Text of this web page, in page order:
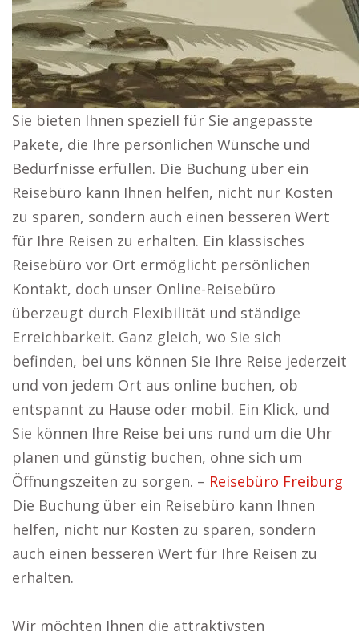
Sie bieten Ihnen speziell für Sie angepasste
Pakete, die Ihre persönlichen Wünsche und
Bedürfnisse erfüllen. Die Buchung über ein
Reisebüro kann Ihnen helfen, nicht nur Kosten
zu sparen, sondern auch einen besseren Wert
für Ihre Reisen zu erhalten. Ein klassisches
Reisebüro vor Ort ermöglicht persönlichen
Kontakt, doch unser Online-Reisebüro
überzeugt durch Flexibilität und ständige
Erreichbarkeit. Ganz gleich, wo Sie sich
befinden, bei uns können Sie Ihre Reise jederzeit
und von jedem Ort aus online buchen, ob
entspannt zu Hause oder mobil. Ein Klick, und
Sie können Ihre Reise bei uns rund um die Uhr
planen und günstig buchen, ohne sich um
Öffnungszeiten zu sorgen. – Reisebüro Freiburg
Die Buchung über ein Reisebüro kann Ihnen
helfen, nicht nur Kosten zu sparen, sondern
auch einen besseren Wert für Ihre Reisen zu
erhalten.
Wir möchten Ihnen die attraktivsten